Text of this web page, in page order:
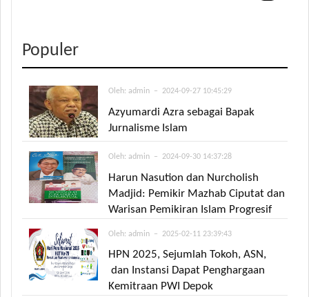
Populer
Oleh: admin – 2024-09-27 10:45:29
Azyumardi Azra sebagai Bapak
Jurnalisme Islam
Oleh: admin – 2024-09-30 14:37:28
Harun Nasution dan Nurcholish
Madjid: Pemikir Mazhab Ciputat dan
Warisan Pemikiran Islam Progresif
Oleh: admin – 2025-02-11 23:39:43
HPN 2025, Sejumlah Tokoh, ASN,
dan Instansi Dapat Penghargaan
Kemitraan PWI Depok